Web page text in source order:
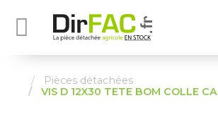
Pièces détachées
VIS D 12X30 TETE BOM COLLE CA